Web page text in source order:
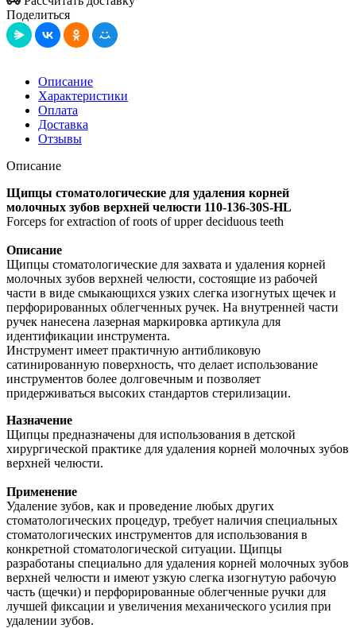
Поделиться
Описание
Характеристики
Оплата
Доставка
Отзывы
Описание
Щипцы стоматологические для удаления корней
молочных зубов верхней челюсти 110-136-30S-HL
Forceps for extraction of roots of upper deciduous teeth
Описание
Щипцы стоматологические для захвата и удаления корней
молочных зубов верхней челюсти, состоящие из рабочей
части в виде смыкающихся узких слегка изогнутых щечек и
перфорированных облегченных ручек. На внутренней части
ручек нанесена лазерная маркировка артикула для
идентификации инструмента.
Инструмент имеет практичную антибликовую
сатинированную поверхность, что делает использование
инструментов более долговечным и позволяет
придерживаться высоких стандартов стерилизации.
Назначение
Щипцы предназначены для использования в детской
хирургической практике для удаления корней молочных зубов
верхней челюсти.
Применение
Удаление зубов, как и проведение любых других
стоматологических процедур, требует наличия специальных
стоматологических инструментов для использования в
конкретной стоматологической ситуации. Щипцы
разработаны специально для удаления корней молочных зубов
верхней челюсти и имеют узкую слегка изогнутую рабочую
часть (щечки) и перфорированные облегченные ручки для
лучшей фиксации и увеличения механического усилия при
удалении зубов.